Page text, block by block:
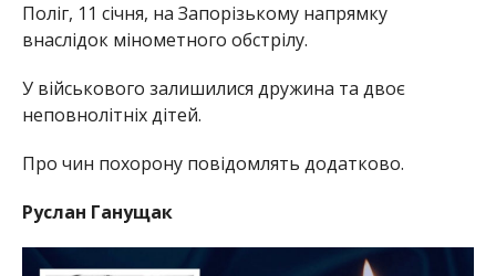
Поліг, 11 січня, на Запорізькому напрямку
внаслідок мінометного обстрілу.
У військового залишилися дружина та двоє
неповнолітніх дітей.
Про чин похорону повідомлять додатково.
Руслан Ганущак